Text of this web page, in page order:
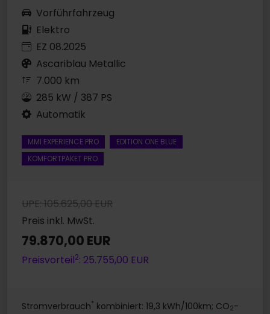
Vorführfahrzeug
Elektro
EZ 08.2025
Ascariblau Metallic
7.000 km
285 kW / 387 PS
Automatik
MMI EXPERIENCE PRO
EDITION ONE BLUE
KOMFORTPAKET PRO
UPE: 105.625,00 EUR
Preis inkl. MwSt.
79.870,00 EUR
Preisvorteil2: 25.755,00 EUR
Stromverbrauch* kombiniert: 19,3 kWh/100km; CO2-